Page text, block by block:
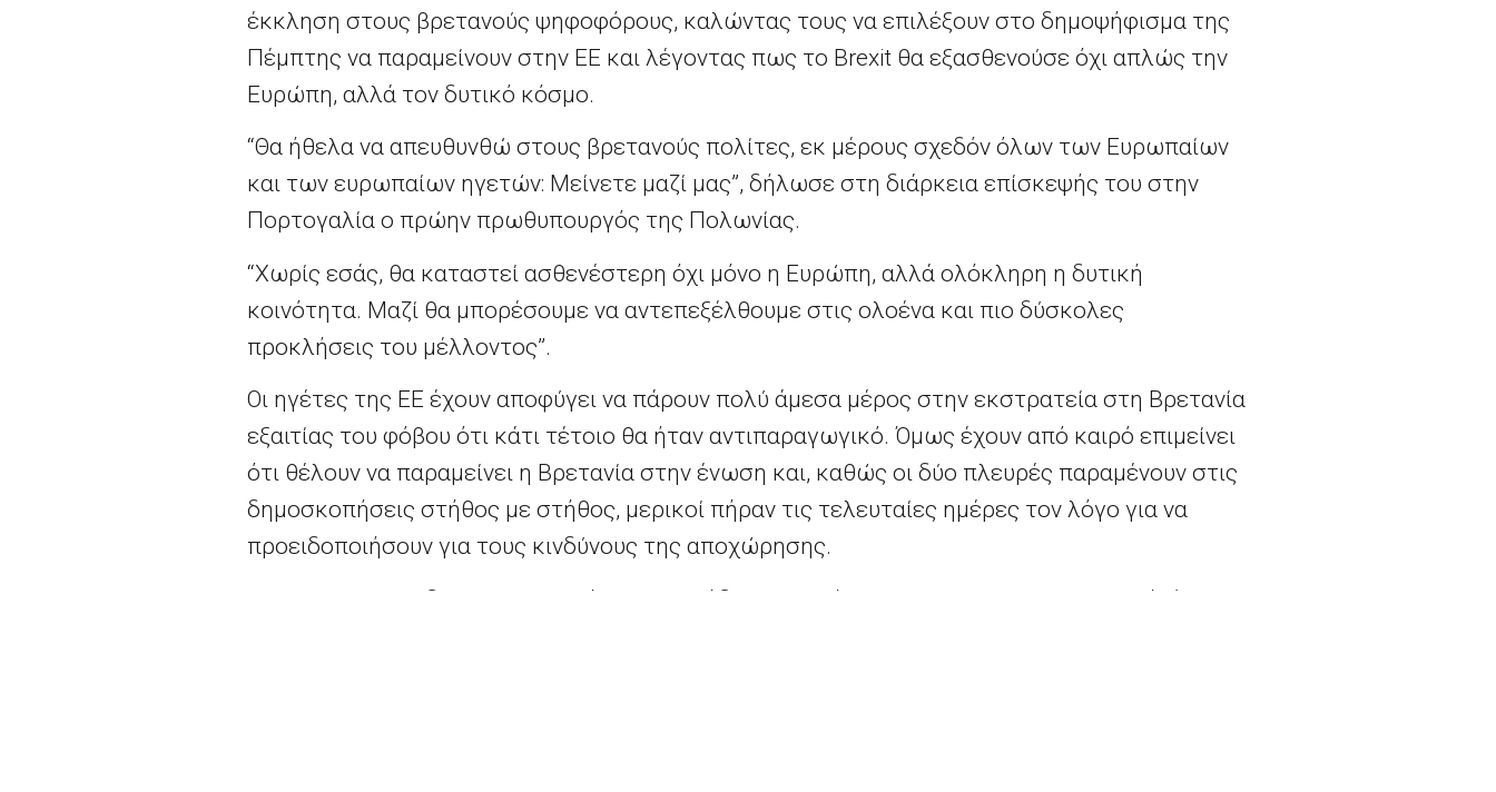
έκκληση στους βρετανούς ψηφοφόρους, καλώντας τους να επιλέξουν στο δημοψήφισμα της
Πέμπτης να παραμείνουν στην ΕΕ και λέγοντας πως το Brexit θα εξασθενούσε όχι απλώς την
Ευρώπη, αλλά τον δυτικό κόσμο.
“Θα ήθελα να απευθυνθώ στους βρετανούς πολίτες, εκ μέρους σχεδόν όλων των Ευρωπαίων
και των ευρωπαίων ηγετών: Μείνετε μαζί μας”, δήλωσε στη διάρκεια επίσκεψής του στην
Πορτογαλία ο πρώην πρωθυπουργός της Πολωνίας.
“Χωρίς εσάς, θα καταστεί ασθενέστερη όχι μόνο η Ευρώπη, αλλά ολόκληρη η δυτική
κοινότητα. Μαζί θα μπορέσουμε να αντεπεξέλθουμε στις ολοένα και πιο δύσκολες
προκλήσεις του μέλλοντος”.
Οι ηγέτες της ΕΕ έχουν αποφύγει να πάρουν πολύ άμεσα μέρος στην εκστρατεία στη Βρετανία
εξαιτίας του φόβου ότι κάτι τέτοιο θα ήταν αντιπαραγωγικό. Όμως έχουν από καιρό επιμείνει
ότι θέλουν να παραμείνει η Βρετανία στην ένωση και, καθώς οι δύο πλευρές παραμένουν στις
δημοσκοπήσεις στήθος με στήθος, μερικοί πήραν τις τελευταίες ημέρες τον λόγο για να
προειδοποιήσουν για τους κινδύνους της αποχώρησης.
Ο Τουσκ θα προεδρεύσει της επόμενης συνόδου κορυφής των ηγετών της Ευρωπαϊκής Ένωση